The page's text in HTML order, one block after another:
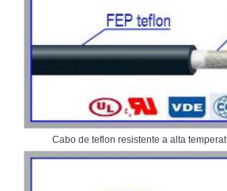
Cabo de teflon resistente a alta